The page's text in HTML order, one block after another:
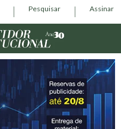
Pesquisar Assinar